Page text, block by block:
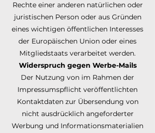
Rechte einer anderen natürlichen oder
juristischen Person oder aus Gründen
eines wichtigen öffentlichen Interesses
der Europäischen Union oder eines
Mitgliedstaats verarbeitet werden.
Widerspruch gegen Werbe-Mails
Der Nutzung von im Rahmen der
Impressumspflicht veröffentlichten
Kontaktdaten zur Übersendung von
nicht ausdrücklich angeforderter
Werbung und Informationsmaterialien